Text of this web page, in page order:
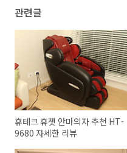
관련글
휴테크 휴젯 안마의자 추천 HT-
9680 자세한 리뷰